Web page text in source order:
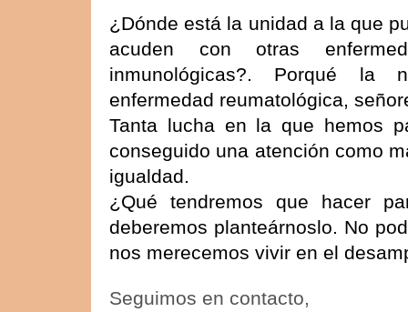
¿Dónde está la unidad a la que
acuden con otras
inmunológicas?. Porqué
enfermedad reumatológica,
Tanta lucha en la que hemos
conseguido una atención como
igualdad.
¿Qué tendremos que hacer
deberemos planteárnoslo. No
nos merecemos vivir en el
Seguimos en contacto,